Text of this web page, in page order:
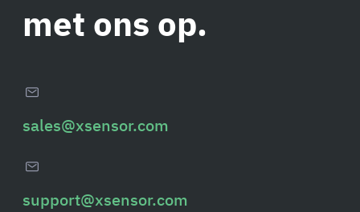
met ons op.
sales@xsensor.com
support@xsensor.com